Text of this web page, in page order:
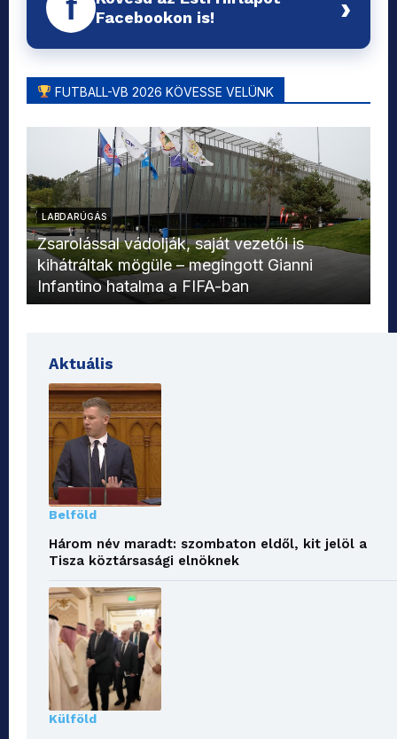
f
Facebookon is!
›
FUTBALL-VB 2026 KÖVESSE VELÜNK
LABDARÚGÁS
Zsarolással vádolják, saját vezetői is
kihátráltak mögüle – megingott Gianni
Infantino hatalma a FIFA-ban
Aktuális
Belföld
Három név maradt: szombaton eldől, kit jelöl a
Tisza köztársasági elnöknek
Külföld